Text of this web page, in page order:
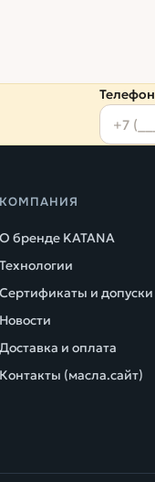
Телефон
КОМПАНИЯ
О бренде KATANA
Технологии
Сертификаты и допуски
Новости
Доставка и оплата
Контакты (масла.сайт)